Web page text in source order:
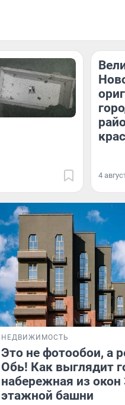
4
НЕДВИЖИМОСТЬ
Это не фотообои, а
Обь! Как выглядит
набережная из окон
этажной башни